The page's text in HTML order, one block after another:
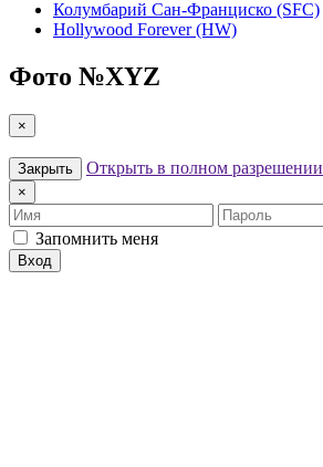
Колумбарий Сан-Франциско (SFC)
Hollywood Forever (HW)
Фото №XYZ
×
Закрыть Открыть в полном разрешении
×
Имя
Пароль
Запомнить меня
Вход